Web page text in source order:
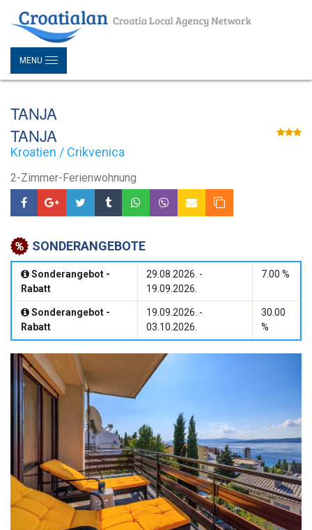
MENU
TANJA
TANJA
Kroatien / Crikvenica
2-Zimmer-Ferienwohnung
SONDERANGEBOTE
Sonderangebot -
Rabatt
29.08.2026. -
19.09.2026.
7.00 %
Sonderangebot -
Rabatt
19.09.2026. -
03.10.2026.
30.00
%